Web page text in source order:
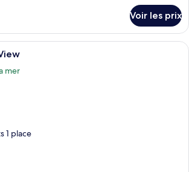
Voir les prix
Une chambre d’hôtel avec un
mer
1 place